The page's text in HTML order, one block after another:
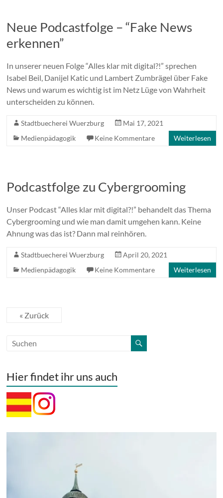
Neue Podcastfolge – “Fake News
erkennen”
In unserer neuen Folge “Alles klar mit digital?!” sprechen
Isabel Beil, Danijel Katic und Lambert Zumbrägel über Fake
News und warum es wichtig ist im Netz Lüge von Wahrheit
unterscheiden zu können.
Stadtbuecherei Wuerzburg
Mai 17, 2021
Medienpädagogik
Keine Kommentare Weiterlesen
Podcastfolge zu Cybergrooming
Unser Podcast “Alles klar mit digital?!” behandelt das Thema
Cybergrooming und wie man damit umgehen kann. Keine
Ahnung was das ist? Dann mal reinhören.
Stadtbuecherei Wuerzburg
April 20, 2021
Medienpädagogik
Keine Kommentare Weiterlesen
« Zurück
Hier findet ihr uns auch